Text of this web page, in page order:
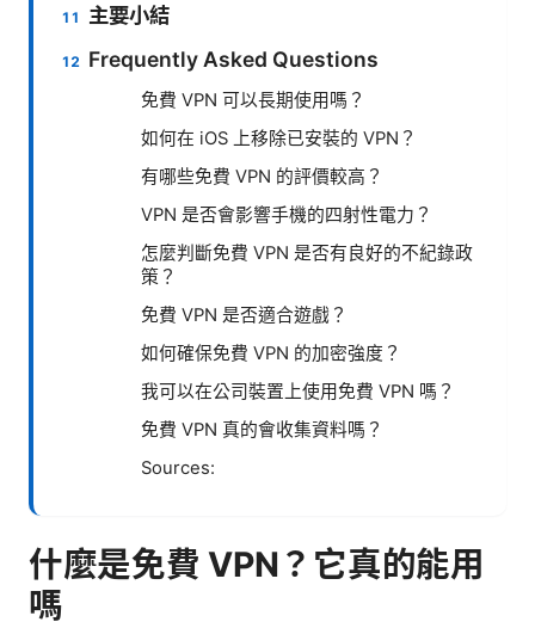
主要小結
Frequently Asked Questions
免費 VPN 可以長期使用嗎？
如何在 iOS 上移除已安裝的 VPN？
有哪些免費 VPN 的評價較高？
VPN 是否會影響手機的四射性電力？
怎麼判斷免費 VPN 是否有良好的不紀錄政
策？
免費 VPN 是否適合遊戲？
如何確保免費 VPN 的加密強度？
我可以在公司裝置上使用免費 VPN 嗎？
免費 VPN 真的會收集資料嗎？
Sources:
什麼是免費 VPN？它真的能用
嗎